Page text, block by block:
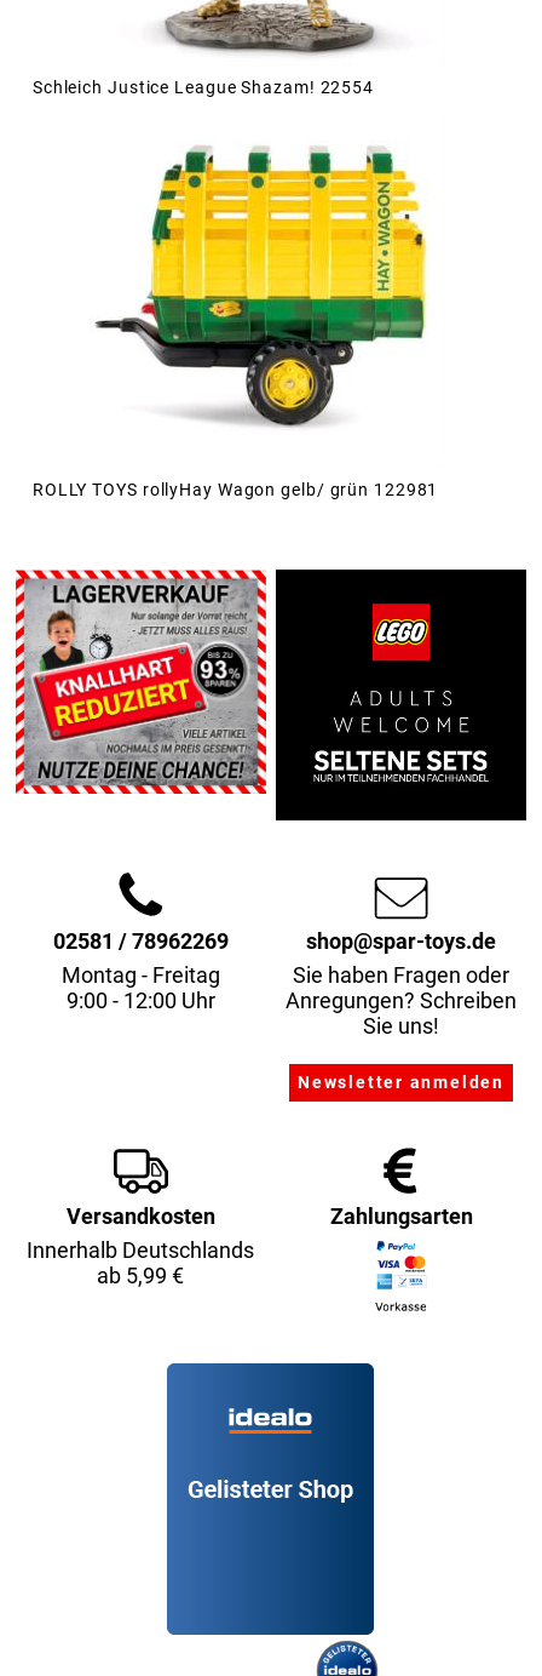
Schleich Justice League Shazam! 22554
ROLLY TOYS rollyHay Wagon gelb/ grün 122981
02581 / 78962269
Montag - Freitag
9:00 - 12:00 Uhr
shop@spar-toys.de
Sie haben Fragen oder
Anregungen? Schreiben
Sie uns!
Versandkosten
Innerhalb Deutschlands
ab 5,99 €
Zahlungsarten